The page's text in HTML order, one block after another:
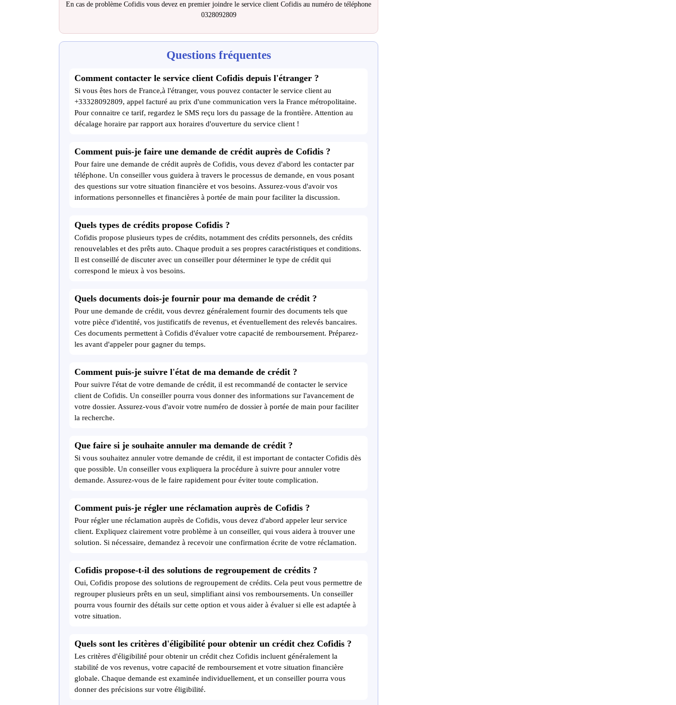
En cas de problème Cofidis vous devez en premier joindre le service client Cofidis au numéro de téléphone
0328092809
Questions fréquentes
Comment contacter le service client Cofidis depuis l'étranger ?
Si vous êtes hors de France,à l'étranger, vous pouvez contacter le service client au
+33328092809, appel facturé au prix d'une communication vers la France métropolitaine.
Pour connaitre ce tarif, regardez le SMS reçu lors du passage de la frontière. Attention au
décalage horaire par rapport aux horaires d'ouverture du service client !
Comment puis-je faire une demande de crédit auprès de Cofidis ?
Pour faire une demande de crédit auprès de Cofidis, vous devez d'abord les contacter par
téléphone. Un conseiller vous guidera à travers le processus de demande, en vous posant
des questions sur votre situation financière et vos besoins. Assurez-vous d'avoir vos
informations personnelles et financières à portée de main pour faciliter la discussion.
Quels types de crédits propose Cofidis ?
Cofidis propose plusieurs types de crédits, notamment des crédits personnels, des crédits
renouvelables et des prêts auto. Chaque produit a ses propres caractéristiques et conditions.
Il est conseillé de discuter avec un conseiller pour déterminer le type de crédit qui
correspond le mieux à vos besoins.
Quels documents dois-je fournir pour ma demande de crédit ?
Pour une demande de crédit, vous devrez généralement fournir des documents tels que
votre pièce d'identité, vos justificatifs de revenus, et éventuellement des relevés bancaires.
Ces documents permettent à Cofidis d'évaluer votre capacité de remboursement. Préparez-
les avant d'appeler pour gagner du temps.
Comment puis-je suivre l'état de ma demande de crédit ?
Pour suivre l'état de votre demande de crédit, il est recommandé de contacter le service
client de Cofidis. Un conseiller pourra vous donner des informations sur l'avancement de
votre dossier. Assurez-vous d'avoir votre numéro de dossier à portée de main pour faciliter
la recherche.
Que faire si je souhaite annuler ma demande de crédit ?
Si vous souhaitez annuler votre demande de crédit, il est important de contacter Cofidis dès
que possible. Un conseiller vous expliquera la procédure à suivre pour annuler votre
demande. Assurez-vous de le faire rapidement pour éviter toute complication.
Comment puis-je régler une réclamation auprès de Cofidis ?
Pour régler une réclamation auprès de Cofidis, vous devez d'abord appeler leur service
client. Expliquez clairement votre problème à un conseiller, qui vous aidera à trouver une
solution. Si nécessaire, demandez à recevoir une confirmation écrite de votre réclamation.
Cofidis propose-t-il des solutions de regroupement de crédits ?
Oui, Cofidis propose des solutions de regroupement de crédits. Cela peut vous permettre de
regrouper plusieurs prêts en un seul, simplifiant ainsi vos remboursements. Un conseiller
pourra vous fournir des détails sur cette option et vous aider à évaluer si elle est adaptée à
votre situation.
Quels sont les critères d'éligibilité pour obtenir un crédit chez Cofidis ?
Les critères d'éligibilité pour obtenir un crédit chez Cofidis incluent généralement la
stabilité de vos revenus, votre capacité de remboursement et votre situation financière
globale. Chaque demande est examinée individuellement, et un conseiller pourra vous
donner des précisions sur votre éligibilité.